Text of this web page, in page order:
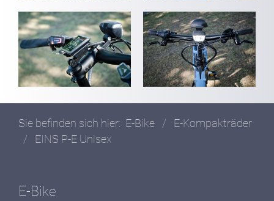
Sie befinden sich hier: E-Bike /
E-Kompakträder
/
EINS P-E Unisex
E-Bike